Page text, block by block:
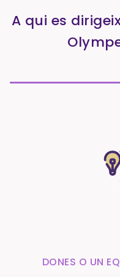
A qui es
DONES O UN